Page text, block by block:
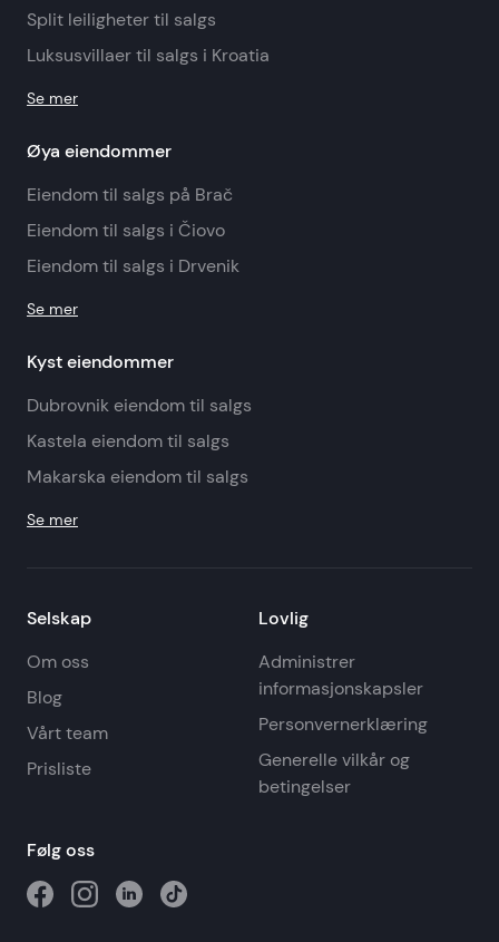
Split leiligheter til salgs
Luksusvillaer til salgs i Kroatia
Se mer
Øya eiendommer
Eiendom til salgs på Brač
Eiendom til salgs i Čiovo
Eiendom til salgs i Drvenik
Se mer
Kyst eiendommer
Dubrovnik eiendom til salgs
Kastela eiendom til salgs
Makarska eiendom til salgs
Se mer
Selskap
Om oss
Blog
Vårt team
Prisliste
Lovlig
Administrer
informasjonskapsler
Personvernerklæring
Generelle vilkår og
betingelser
Følg oss